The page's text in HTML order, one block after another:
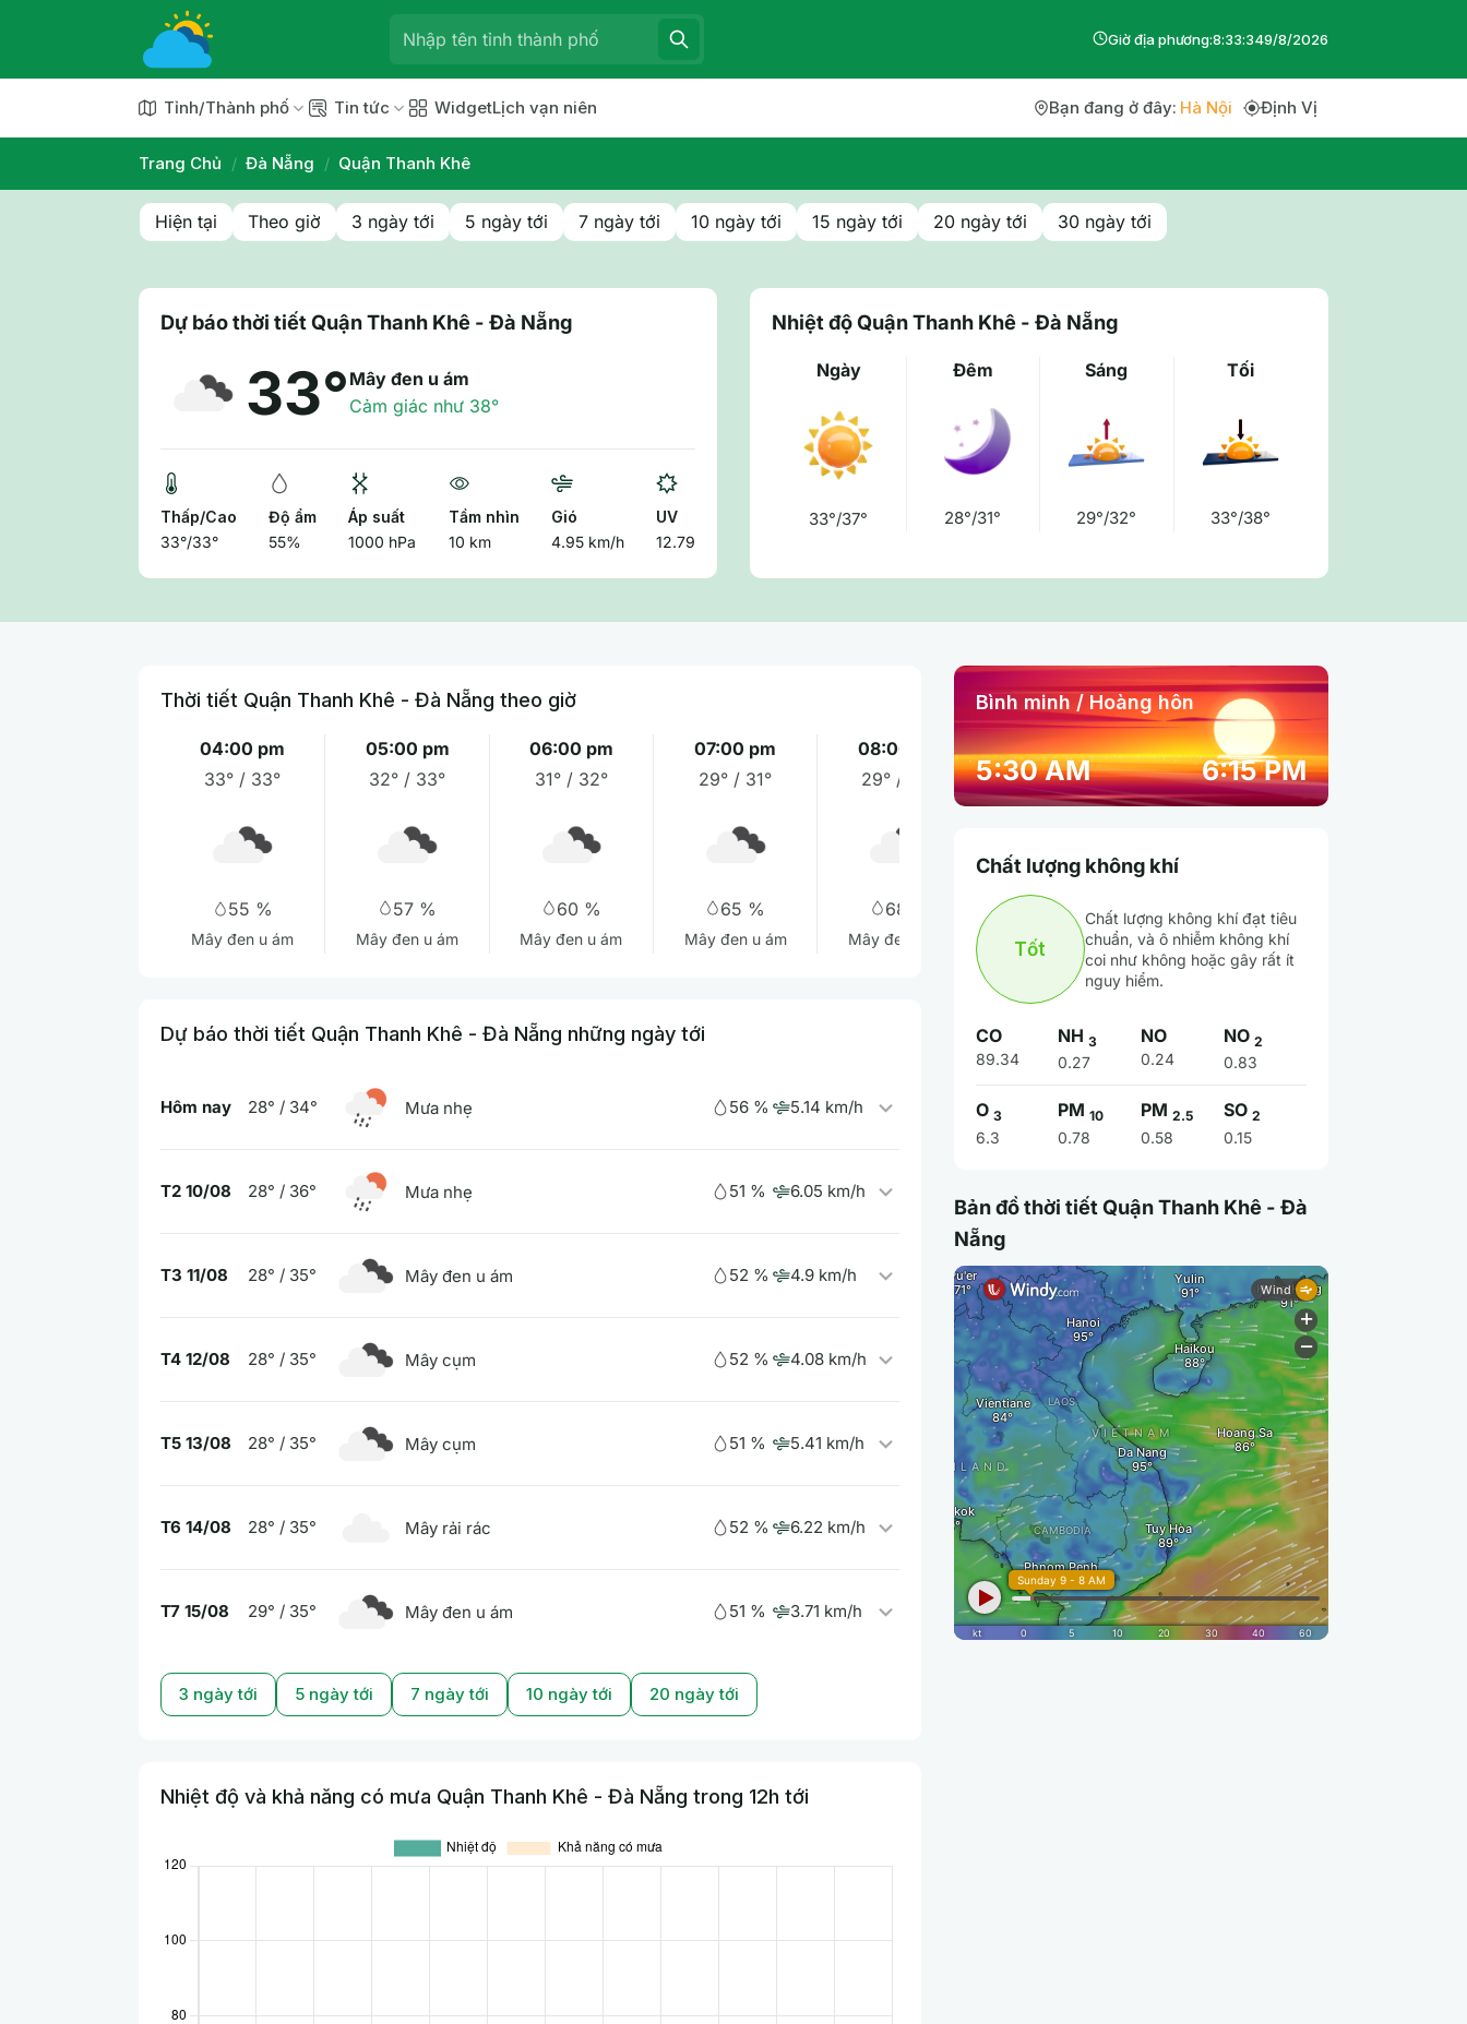
Giờ địa phương:8:33:349/8/2026
Tỉnh/Thành phố Tin tức WidgetLịch vạn niên Bạn đang ở đây: Hà Nội Định Vị
Trang Chủ / Đà Nẵng / Quận Thanh Khê
Hiện tại Theo giờ 3 ngày tới 5 ngày tới 7 ngày tới 10 ngày tới 15 ngày tới 20 ngày tới 30 ngày tới
Dự báo thời tiết Quận Thanh Khê - Đà Nẵng
33° Mây đen u ám
Cảm giác như 38°
Thấp/Cao
33°/33°
Độ ẩm
55%
Áp suất
1000 hPa
Tầm nhìn
10 km
Gió
4.95 km/h
UV
12.79
Nhiệt độ Quận Thanh Khê - Đà Nẵng
Ngày
33°/37°
Đêm
28°/31°
Sáng
29°/32°
Tối
33°/38°
Thời tiết Quận Thanh Khê - Đà Nẵng theo giờ
04:00 pm
33° / 33°
55 %
Mây đen u ám
05:00 pm
32° / 33°
57 %
Mây đen u ám
06:00 pm
31° / 32°
60 %
Mây đen u ám
07:00 pm
29° / 31°
65 %
Mây đen u ám
08:00 pm
29° / 30°
68 %
Mây đen u ám
09:00 pm
29° / 29°
72 %
Mây đen u ám
10:00 pm
29° / 29°
72 %
Mây đen u ám
Dự báo thời tiết Quận Thanh Khê - Đà Nẵng những ngày tới
Hôm nay 28° / 34° Mưa nhẹ 56 % 5.14 km/h
T2 10/08 28° / 36° Mưa nhẹ 51 % 6.05 km/h
T3 11/08 28° / 35° Mây đen u ám 52 % 4.9 km/h
T4 12/08 28° / 35° Mây cụm 52 % 4.08 km/h
T5 13/08 28° / 35° Mây cụm 51 % 5.41 km/h
T6 14/08 28° / 35° Mây rải rác 52 % 6.22 km/h
T7 15/08 29° / 35° Mây đen u ám 51 % 3.71 km/h
3 ngày tới 5 ngày tới 7 ngày tới 10 ngày tới 20 ngày tới
Nhiệt độ và khả năng có mưa Quận Thanh Khê - Đà Nẵng trong 12h tới
Bình minh / Hoàng hôn
5:30 AM 6:15 PM
Chất lượng không khí
Tốt
Chất lượng không khí đạt tiêu
chuẩn, và ô nhiễm không khí
coi như không hoặc gây rất ít
nguy hiểm.
CO
89.34
NH3
0.27
NO
0.24
NO2
0.83
O 3
6.3
PM10
0.78
PM2.5
0.58
SO2
0.15
Bản đồ thời tiết Quận Thanh Khê - Đà
Nẵng